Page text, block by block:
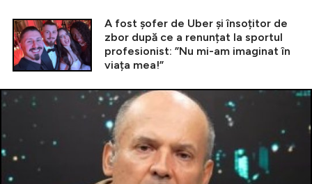
A fost șofer de Uber și însoțitor de
zbor după ce a renunțat la sportul
profesionist: ”Nu mi-am imaginat în
viața mea!”